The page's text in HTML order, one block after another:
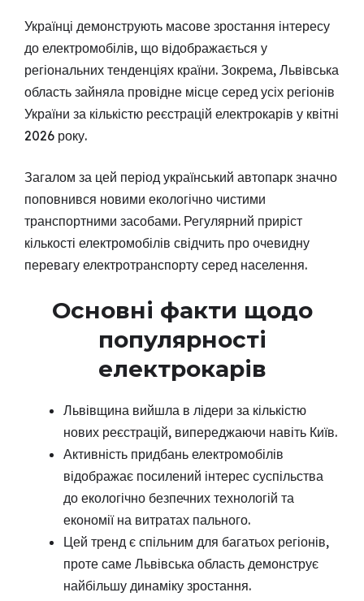
Українці демонструють масове зростання інтересу
до електромобілів, що відображається у
регіональних тенденціях країни. Зокрема, Львівська
область зайняла провідне місце серед усіх регіонів
України за кількістю реєстрацій електрокарів у квітні
2026 року.
Загалом за цей період український автопарк значно
поповнився новими екологічно чистими
транспортними засобами. Регулярний приріст
кількості електромобілів свідчить про очевидну
перевагу електротранспорту серед населення.
Основні факти щодо
популярності
електрокарів
Львівщина вийшла в лідери за кількістю
нових реєстрацій, випереджаючи навіть Київ.
Активність придбань електромобілів
відображає посилений інтерес суспільства
до екологічно безпечних технологій та
економії на витратах пального.
Цей тренд є спільним для багатьох регіонів,
проте саме Львівська область демонструє
найбільшу динаміку зростання.